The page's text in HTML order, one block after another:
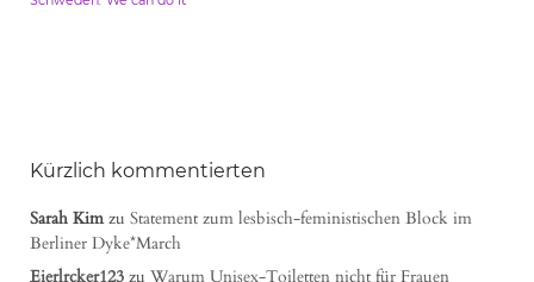
Kürzlich kommentierten
Sarah Kimzu Statement zum lesbisch-feministischen Block im
Berliner Dyke*March
Eierlrcker123 zu Warum Unisex-Toiletten nicht für Frauen